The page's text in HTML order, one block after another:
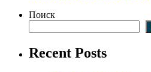
Поиск
Recent Posts